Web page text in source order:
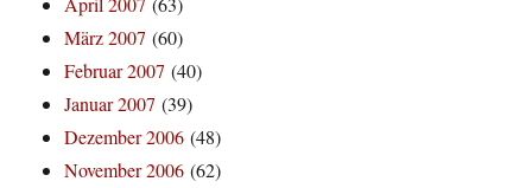
März 2007 (60)
Februar 2007 (40)
Januar 2007 (39)
Dezember 2006 (48)
November 2006 (62)